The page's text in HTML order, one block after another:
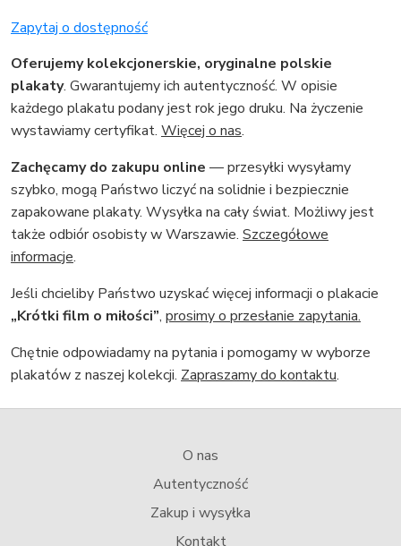
Zapytaj o dostępność
Oferujemy kolekcjonerskie, oryginalne polskie
plakaty. Gwarantujemy ich autentyczność. W opisie
każdego plakatu podany jest rok jego druku. Na życzenie
wystawiamy certyfikat. Więcej o nas.
Zachęcamy do zakupu online — przesyłki wysyłamy
szybko, mogą Państwo liczyć na solidnie i bezpiecznie
zapakowane plakaty. Wysyłka na cały świat. Możliwy jest
także odbiór osobisty w Warszawie. Szczegółowe
informacje.
Jeśli chcieliby Państwo uzyskać więcej informacji o plakacie
„Krótki film o miłości”, prosimy o przesłanie zapytania.
Chętnie odpowiadamy na pytania i pomogamy w wyborze
plakatów z naszej kolekcji. Zapraszamy do kontaktu.
O nas
Autentyczność
Zakup i wysyłka
Kontakt